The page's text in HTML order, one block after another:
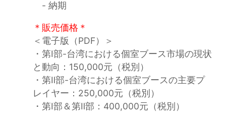
- 納期
＊販売価格＊
＜電子版（PDF）＞
・第Ⅰ部-台湾における個室ブース市場の現状
と動向：150,000元（税別）
・第Ⅱ部-台湾における個室ブースの主要プ
レイヤー：250,000元（税別）
・第Ⅰ部＆第Ⅱ部：400,000元（税別）